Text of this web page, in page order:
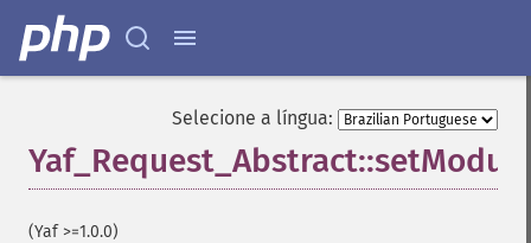
Selecione a língua:
(Yaf >=1.0.0)